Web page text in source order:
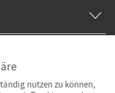
nutzen zu können,